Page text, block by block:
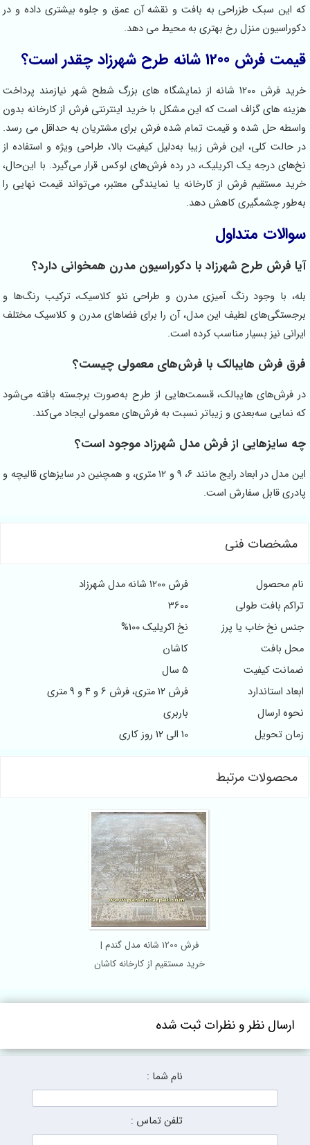
این سبک طزراحی به بافت و نقشه آن عمق و جلوه بیشتری داده و در
منزل رخ بهتری به محیط می دهد.
فرش 1200 شانه طرح شهرزاد چقدر است؟
خرید فرش 1200 شانه از نمایشگاه های بزرگ شطح شهر نیازمند پرداخت
های گزاف است که این مشکل با خرید اینترنتی فرش از کارخانه بدون
حل شده و قیمت تمام شده فرش برای مشتریان به حداقل می رسد.
حالت کلی، این فرش‌ زیبا به‌دلیل کیفیت بالا، طراحی ویژه و استفاده از
درجه یک اکریلیک، در رده فرش‌های لوکس قرار می‌گیرد. با این‌حال،
مستقیم فرش از کارخانه یا نمایندگی معتبر، می‌تواند قیمت نهایی را
چشمگیری کاهش دهد.
متداول
فرش طرح شهرزاد با دکوراسیون مدرن همخوانی دارد؟
با وجود رنگ آمیزی مدرن و طراحی نئو کلاسیک، ترکیب رنگ‌ها و
لطیف این مدل، آن را برای فضاهای مدرن و کلاسیک مختلف
نیز بسیار مناسب کرده است.
فرش هایبالک با فرش‌های معمولی چیست؟
فرش‌های هایبالک، قسمت‌هایی از طرح به‌صورت برجسته بافته می‌شود
نمایی سه‌بعدی و زیباتر نسبت به فرش‌های معمولی ایجاد می‌کند.
سایزهایی از فرش مدل شهرزاد موجود است؟
این مدل در ابعاد رایج مانند ۶، ۹ و ۱۲ متری، و همچنین در سایزهای قالیچه و
قابل سفارش است.
مشخصات فنی
نام محصول
فرش 1200 شانه مدل شهرزاد
تراکم بافت طولی
3600
جنس نخ خاب یا پرز
نخ اکریلیک 100%
محل بافت
کاشان
ضمانت کیفیت
ابعاد استاندارد
فرش 12 متری، فرش 6 و 4 و 9 متری
نحوه ارسال
باربری
زمان تحویل
10 الی 12 روز کاری
محصولات مرتبط
فرش 1200 شانه مدل گندم |
خرید مستقیم از کارخانه کاشان
ارسال نظر و نظرات ثبت شده
نام شما :
تلفن تماس :